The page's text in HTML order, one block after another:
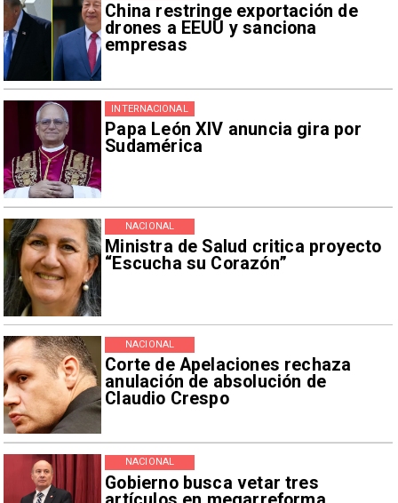
China restringe exportación de
drones a EEUU y sanciona
empresas
Papa León XIV anuncia gira por
Sudamérica
INTERNACIONAL
Ministra de Salud critica proyecto
“Escucha su Corazón”
NACIONAL
Corte de Apelaciones rechaza
anulación de absolución de
Claudio Crespo
NACIONAL
Gobierno busca vetar tres
NACIONAL